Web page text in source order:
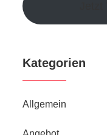
Kategorien
Allgemein